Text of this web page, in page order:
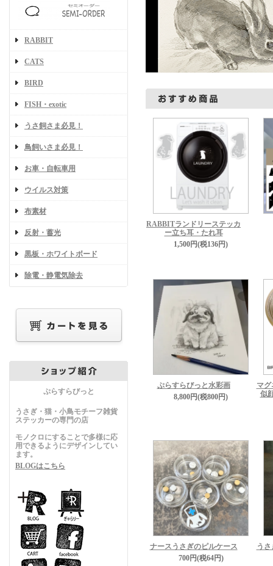
RABBIT
CATS
BIRD
FISH・exotic
うさ飼さま必見！
鳥飼いさま必見！
お車・自転車用
ウイルス対策
布素材
反射・蓄光
黒板・ホワイトボード
除電・静電気除去
ぷらすらびっと
うさぎ・猫・小鳥モチーフ雑貨
ステッカーの専門の店
モノクロにすることで多様に応
用できるようにデザインしてい
ます。
BLOGはこちら
RABBITランドリーステッカ
ー立ち耳・たれ耳
1,500円(税136円)
ぷらすらびっと水彩画
8,800円(税800円)
マ
似
ナースうさぎのピルケース
700円(税64円)
う